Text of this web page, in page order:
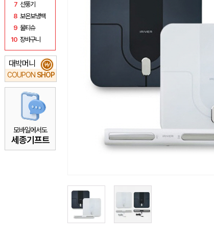
7 선풍기
8 보온보냉백
9 물티슈
10 장바구니
대박머니
COUPON SHOP
₩
모바일에서도
세종기프트